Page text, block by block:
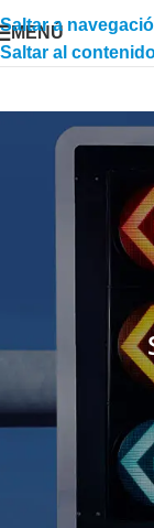
Saltar a
Saltar al
MENÚ